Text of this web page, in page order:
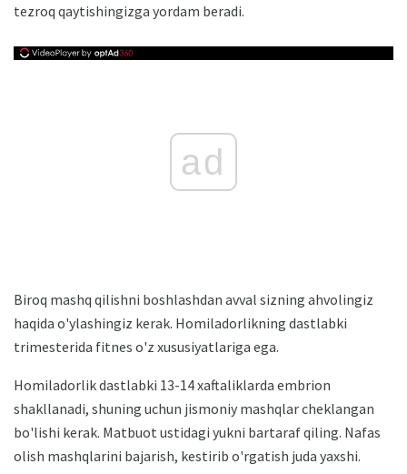
tezroq qaytishingizga yordam beradi.
ad
Biroq mashq qilishni boshlashdan avval sizning ahvolingiz
haqida o'ylashingiz kerak. Homiladorlikning dastlabki
trimesterida fitnes o'z xususiyatlariga ega.
Homiladorlik dastlabki 13-14 xaftaliklarda embrion
shakllanadi, shuning uchun jismoniy mashqlar cheklangan
bo'lishi kerak. Matbuot ustidagi yukni bartaraf qiling. Nafas
olish mashqlarini bajarish, kestirib o'rgatish juda yaxshi.